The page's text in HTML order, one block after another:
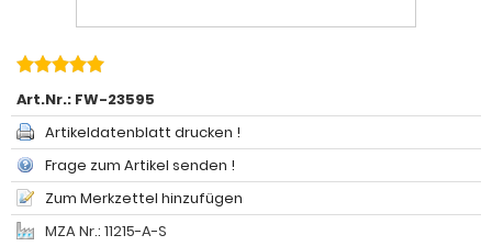
Art.Nr.: FW-23595
Artikeldatenblatt drucken !
Frage zum Artikel senden !
Zum Merkzettel hinzufügen
MZA Nr.: 11215-A-S